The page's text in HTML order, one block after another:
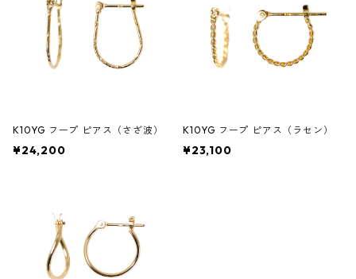
K10YG フープ ピアス（さざ波）
¥24,200
K10YG フープ ピアス（ラセン）
¥23,100